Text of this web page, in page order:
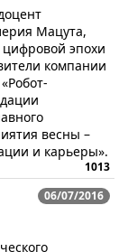
Мацута,
цифровой эпохи
компании
весны –
и карьеры».
1013
06/07/2016